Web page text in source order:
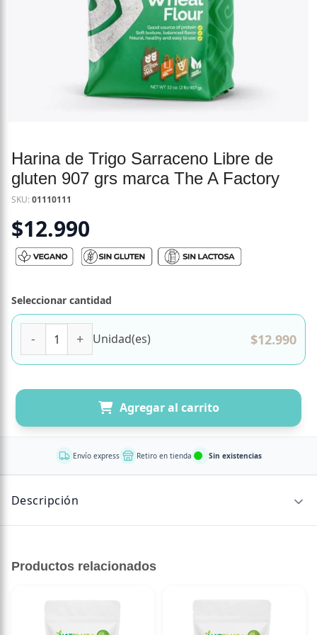
Harina de Trigo Sarraceno Libre de
gluten 907 grs marca The A Factory
SKU:01110111
$12.990
Seleccionar cantidad
Unidad(es) $12.990
Agregar al carrito
Envío express Retiro en tienda Sin existencias
Descripción
Peso: 907 gr
Productos relacionados